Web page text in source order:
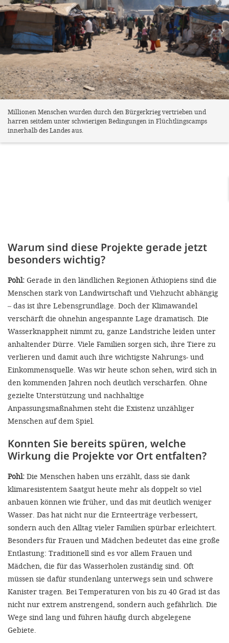
Millionen Menschen wurden durch den Bürgerkrieg vertrieben und
harren seitdem unter schwierigen Bedingungen in Flüchtlingscamps
innerhalb des Landes aus.
Warum sind diese Projekte gerade jetzt
besonders wichtig?
Pohl: Gerade in den ländlichen Regionen Äthiopiens sind die
Menschen stark von Landwirtschaft und Viehzucht abhängig
– das ist ihre Lebensgrundlage. Doch der Klimawandel
verschärft die ohnehin angespannte Lage dramatisch. Die
Wasserknappheit nimmt zu, ganze Landstriche leiden unter
anhaltender Dürre. Viele Familien sorgen sich, ihre Tiere zu
verlieren und damit auch ihre wichtigste Nahrungs- und
Einkommensquelle. Was wir heute schon sehen, wird sich in
den kommenden Jahren noch deutlich verschärfen. Ohne
gezielte Unterstützung und nachhaltige
Anpassungsmaßnahmen steht die Existenz unzähliger
Menschen auf dem Spiel.
Konnten Sie bereits spüren, welche
Wirkung die Projekte vor Ort entfalten?
Pohl: Die Menschen haben uns erzählt, dass sie dank
klimaresistentem Saatgut heute mehr als doppelt so viel
anbauen können wie früher, und das mit deutlich weniger
Wasser. Das hat nicht nur die Ernteerträge verbessert,
sondern auch den Alltag vieler Familien spürbar erleichtert.
Besonders für Frauen und Mädchen bedeutet das eine große
Entlastung: Traditionell sind es vor allem Frauen und
Mädchen, die für das Wasserholen zuständig sind. Oft
müssen sie dafür stundenlang unterwegs sein und schwere
Kanister tragen. Bei Temperaturen von bis zu 40 Grad ist das
nicht nur extrem anstrengend, sondern auch gefährlich. Die
Wege sind lang und führen häufig durch abgelegene
Gebiete.